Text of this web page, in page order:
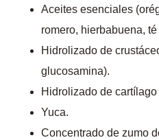
Aceites esenciales
romero, hierbabuena, té
Hidrolizado de
glucosamina).
Hidrolizado de
Yuca.
Concentrado de zumo